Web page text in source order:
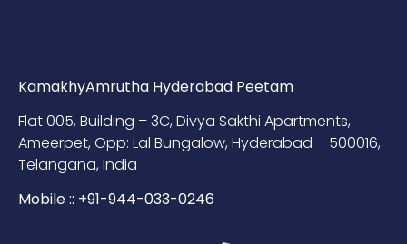
KamakhyAmrutha Hyderabad Peetam
Flat 005, Building – 3C, Divya Sakthi Apartments,
Ameerpet, Opp: Lal Bungalow, Hyderabad – 500016,
Telangana, India
Mobile :: +91-944-033-0246